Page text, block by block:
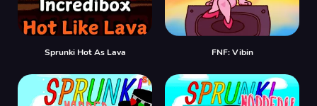
Sprunki Hot As Lava FNF: Vibin